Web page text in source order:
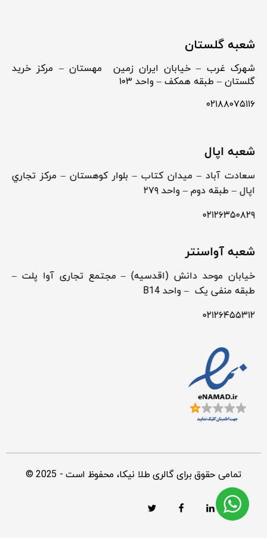
شعبه گلستان
شهرک غرب – خیابان ایران زمین مهستان – مرکز خرید
گلستان – طبقه همکف – واحد ۱۰۳
۰۲۱۸۸۰۷۵۱۱۶
شعبه اپال
سعادت آباد – ميدان كتاب – بلوار كوهستان – مركز تجاري
اپال – طبقه دوم – واحد ۲۷۹
۰۲۱۲۶۳۵۰۸۲۹
شعبه آواسنتر
خیابان موحد دانش (اقدسیه) – مجتمع تجاری آوا پلت –
طبقه منفی یک – واحد B14
۰۲۱۲۶۴۵۵۳۱۲
© 2025 - تمامی حقوق برای گالری طلا نیکا، محفوظ است